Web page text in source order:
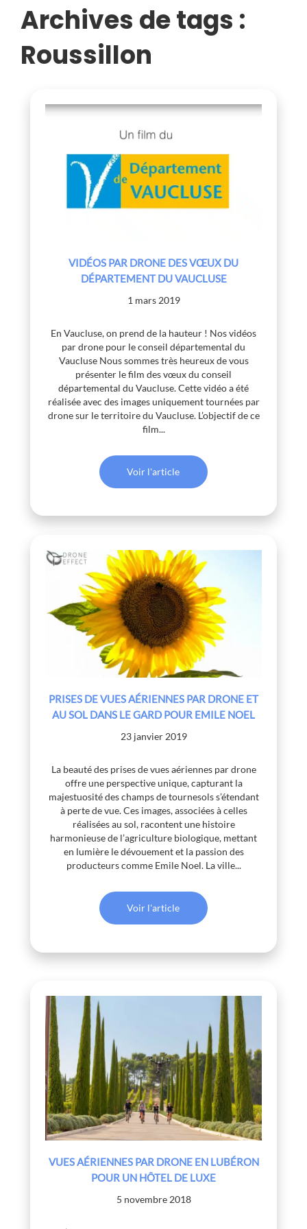
VAUCLUSE
Archives de tags :
Roussillon
VIDÉOS PAR DRONE DES VŒUX DU
DÉPARTEMENT DU VAUCLUSE
1 mars 2019
En Vaucluse, on prend de la hauteur ! Nos vidéos
par drone pour le conseil départemental du
Vaucluse Nous sommes très heureux de vous
présenter le film des vœux du conseil
départemental du Vaucluse. Cette vidéo a été
réalisée avec des images uniquement tournées par
drone sur le territoire du Vaucluse. L’objectif de ce
film...
Voir l'article
PRISES DE VUES AÉRIENNES PAR DRONE ET
AU SOL DANS LE GARD POUR EMILE NOEL
23 janvier 2019
La beauté des prises de vues aériennes par drone
offre une perspective unique, capturant la
majestuosité des champs de tournesols s’étendant
à perte de vue. Ces images, associées à celles
réalisées au sol, racontent une histoire
harmonieuse de l’agriculture biologique, mettant
en lumière le dévouement et la passion des
producteurs comme Emile Noel. La ville...
Voir l'article
VUES AÉRIENNES PAR DRONE EN LUBÉRON
POUR UN HÔTEL DE LUXE
5 novembre 2018